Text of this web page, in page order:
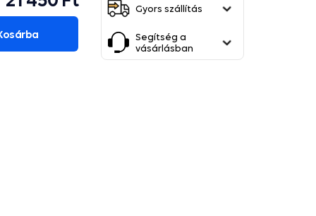
Gyors szállítás
Segítség a
vásárlásban